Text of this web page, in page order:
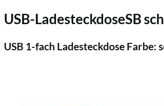
USB-LadesteckdoseSB
USB 1-fach Ladesteckdose Farbe: